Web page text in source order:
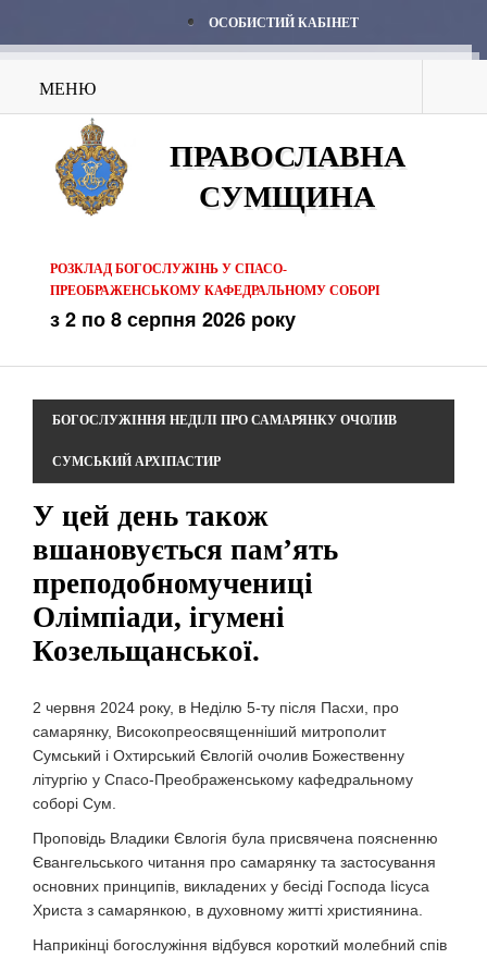
ОСОБИСТИЙ КАБІНЕТ
МЕНЮ
ПРАВОСЛАВНА
СУМЩИНА
РОЗКЛАД БОГОСЛУЖІНЬ У СПАСО-
ПРЕОБРАЖЕНСЬКОМУ КАФЕДРАЛЬНОМУ СОБОРІ
з 2 по 8 серпня 2026 року
БОГОСЛУЖІННЯ НЕДІЛІ ПРО САМАРЯНКУ ОЧОЛИВ
СУМСЬКИЙ АРХІПАСТИР
У цей день також
вшановується пам’ять
преподобномучениці
Олімпіади, ігумені
Козельщанської.
2 червня 2024 року, в Неділю 5-ту після Пасхи, про
самарянку, Високопреосвященніший митрополит
Сумський і Охтирський Євлогій очолив Божественну
літургію у Спасо-Преображенському кафедральному
соборі Сум.
Проповідь Владики Євлогія була присвячена поясненню
Євангельського читання про самарянку та застосування
основних принципів, викладених у бесіді Господа Іісуса
Христа з самарянкою, в духовному житті християнина.
Наприкінці богослужіння відбувся короткий молебний спів